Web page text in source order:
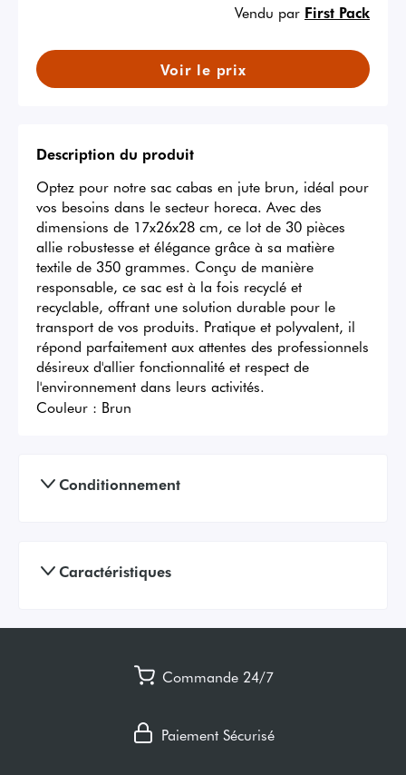
Vendu par First Pack
Voir le prix
Description du produit
Optez pour notre sac cabas en jute brun, idéal pour
vos besoins dans le secteur horeca. Avec des
dimensions de 17x26x28 cm, ce lot de 30 pièces
allie robustesse et élégance grâce à sa matière
textile de 350 grammes. Conçu de manière
responsable, ce sac est à la fois recyclé et
recyclable, offrant une solution durable pour le
transport de vos produits. Pratique et polyvalent, il
répond parfaitement aux attentes des professionnels
désireux d'allier fonctionnalité et respect de
l'environnement dans leurs activités.
Couleur : Brun
Conditionnement
Caractéristiques
Commande 24/7
Paiement Sécurisé